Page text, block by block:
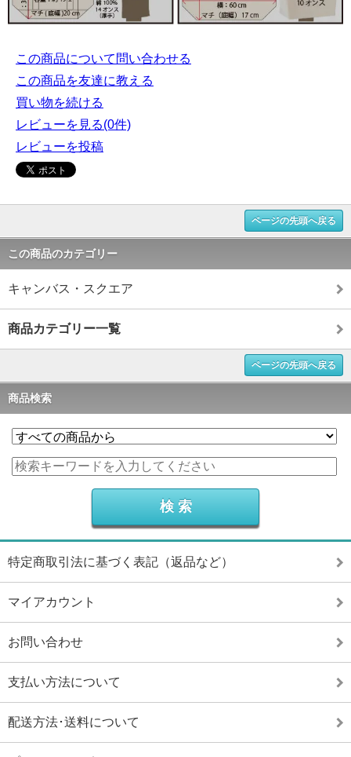
この商品について問い合わせる
この商品を友達に教える
買い物を続ける
レビューを見る(0件)
レビューを投稿
ページの先頭へ戻る
この商品のカテゴリー
キャンバス・スクエア
商品カテゴリー一覧
ページの先頭へ戻る
商品検索
特定商取引法に基づく表記（返品など）
マイアカウント
お問い合わせ
支払い方法について
配送方法･送料について